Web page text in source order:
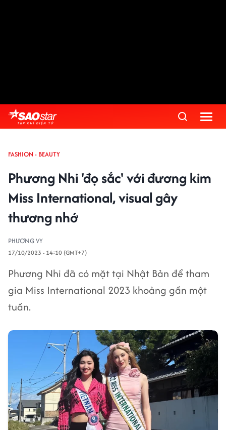
FASHION - BEAUTY
Phương Nhi 'đọ sắc' với đương kim
Miss International, visual gây
thương nhớ
PHƯƠNG VY
17/10/2023 - 14:10 (GMT+7)
Phương Nhi đã có mặt tại Nhật Bản để tham
gia Miss International 2023 khoảng gần một
tuần.